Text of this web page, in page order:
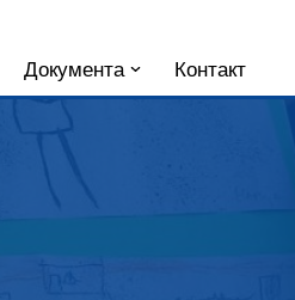
Документа Контакт